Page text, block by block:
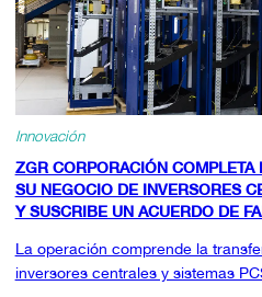
Innovación
ZGR CORPORACIÓN COMPLETA
SU NEGOCIO DE INVERSORES
Y SUSCRIBE UN ACUERDO DE
La operación comprende la
inversores centrales y sistemas